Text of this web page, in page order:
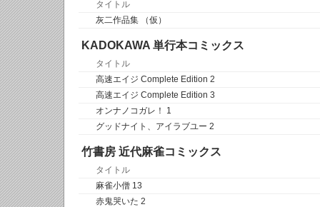
タイトル
灰二作品集 （仮）
KADOKAWA 単行本コミックス
タイトル
高速エイジ Complete Edition 2
高速エイジ Complete Edition 3
オンナノコガレ！ 1
グッドナイト、アイラブユー 2
竹書房 近代麻雀コミックス
タイトル
麻雀小僧 13
赤鬼哭いた 2